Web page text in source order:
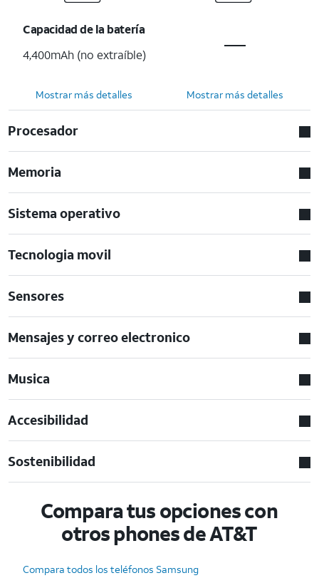
Capacidad de la batería
4,400mAh (no extraíble)
Mostrar más detalles Mostrar más detalles
Procesador
Memoria
Sistema operativo
Tecnologia movil
Sensores
Mensajes y correo electronico
Musica
Accesibilidad
Sostenibilidad
Compara tus opciones con
otros phones de AT&T
Compara todos los teléfonos Samsung